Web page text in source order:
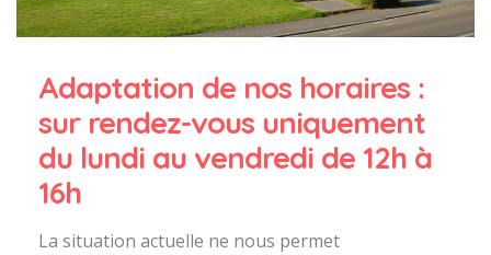
Adaptation de nos horaires :
sur rendez-vous uniquement
du lundi au vendredi de 12h à
16h
La situation actuelle ne nous permet